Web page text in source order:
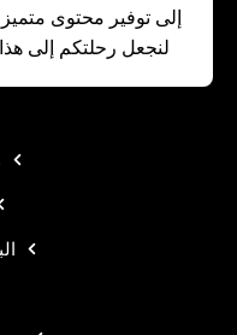
إلى توفير محتوى
لنجعل رحلتكم إلى